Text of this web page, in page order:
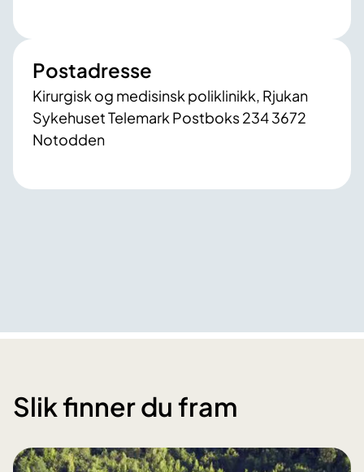
Postadresse
Kirurgisk og medisinsk poliklinikk, Rjukan
Sykehuset Telemark Postboks 234 3672
Notodden
Slik finner du fram